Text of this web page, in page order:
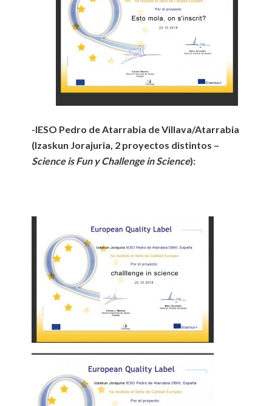
-IESO Pedro de Atarrabia de Villava/Atarrabia
(Izaskun Jorajuria, 2 proyectos distintos –
Science is Fun y Challenge in Science):